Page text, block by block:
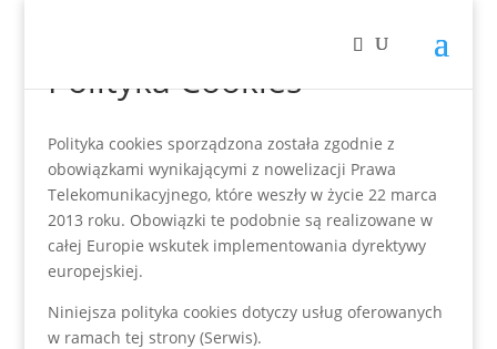
Polityka Cookies
Polityka cookies sporządzona została zgodnie z
obowiązkami wynikającymi z nowelizacji Prawa
Telekomunikacyjnego, które weszły w życie 22 marca
2013 roku. Obowiązki te podobnie są realizowane w
całej Europie wskutek implementowania dyrektywy
europejskiej.
Niniejsza polityka cookies dotyczy usług oferowanych
w ramach tej strony (Serwis).